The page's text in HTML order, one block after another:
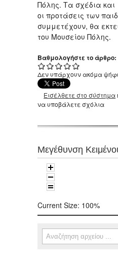
Πόλης. Τα σχέδια και
οι προτάσεις των
συμμετέχουν, θα
του Μουσείου Πόλης.
Βαθμολογήστε το άρθρο:
Δεν υπάρχουν ακόμα
Εισέλθετε στο σύστημα
να υποβάλετε σχόλια
Μεγέθυνση
Current Size: 100%
Φόρμα
Αναζήτηση